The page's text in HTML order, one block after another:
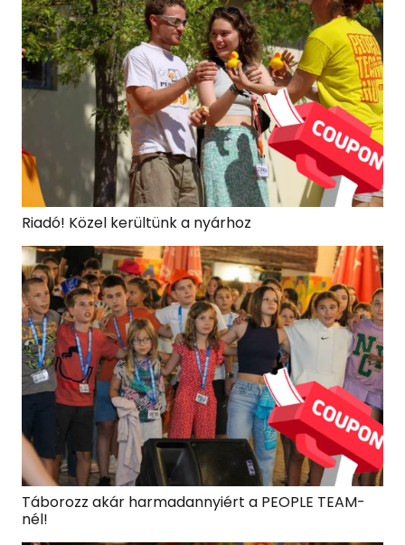
Riadó! Közel kerültünk a nyárhoz
Táborozz akár harmadannyiért a PEOPLE TEAM-
nél!